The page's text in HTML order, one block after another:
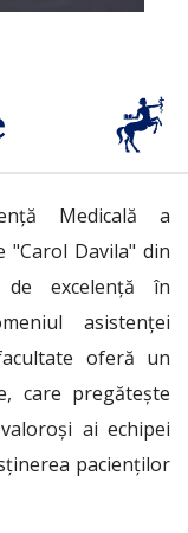
Medicală a
"Carol Davila" din
excelență în
asistenței
oferă un
care pregătește
ai echipei
pacienților